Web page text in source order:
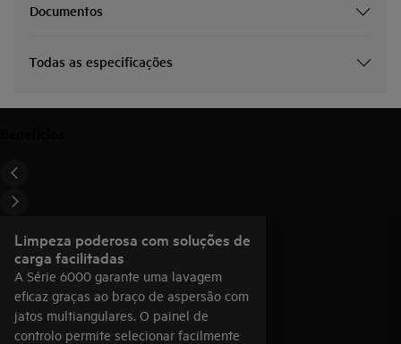
Documentos
Todas as especificações
Limpeza poderosa com soluções de
carga facilitadas
A Série 6000 garante uma lavagem
eficaz graças ao braço de aspersão com
jatos multiangulares. O painel de
controlo permite selecionar facilmente